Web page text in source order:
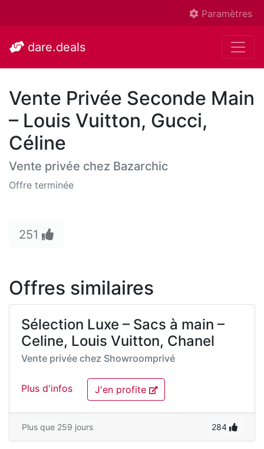
Paramètres
dare.deals
Vente Privée Seconde Main
– Louis Vuitton, Gucci,
Céline
Vente privée chez Bazarchic
Offre terminée
251
Offres similaires
Sélection Luxe – Sacs à main –
Celine, Louis Vuitton, Chanel
Vente privée chez Showroomprivé
Plus d'infos J'en profite
Plus que 259 jours 284